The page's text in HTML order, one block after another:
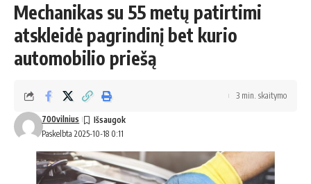
Mechanikas su 55 metų patirtimi
atskleidė pagrindinį bet kurio
automobilio priešą
Paskelbta 2025-10-18 0:11
700vilnius
3 min. skaitymo